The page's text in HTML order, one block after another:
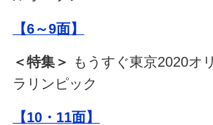
【6～9面】
＜特集＞ もうすぐ東京2020オ
ラリンピック
【10・11面】